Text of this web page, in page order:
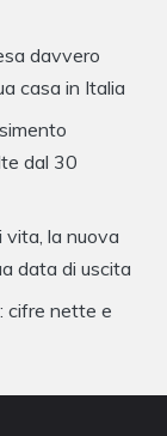
davvero
casa in Italia
dal 30
la nuova
data di uscita
cifre nette e